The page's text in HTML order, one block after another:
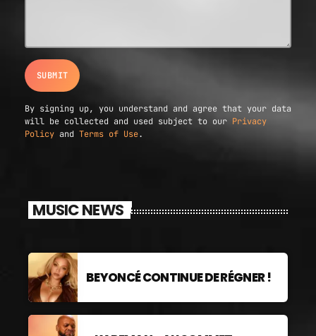
By signing up, you understand and agree that your data
will be collected and used subject to our Privacy
Policy and Terms of Use.
MUSIC NEWS
BEYONCÉ CONTINUE DE RÉGNER !